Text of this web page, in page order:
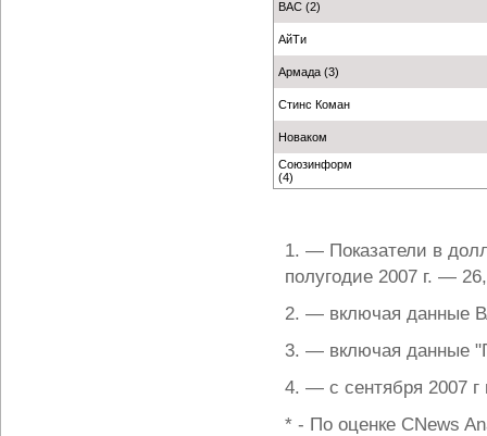
ВАС (2)
АйТи
Армада (3)
Стинс Коман
Новаком
Союзинформ
(4)
1. — Показатели в
полугодие 2007 г. —
2. — включая данные
3. — включая данные
4. — с сентября 2007
* - По оценке CNews